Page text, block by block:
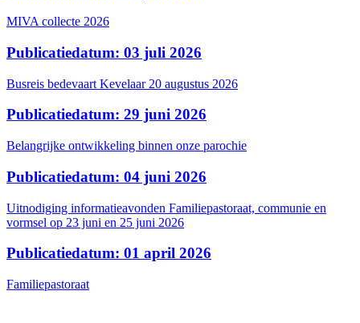
MIVA collecte 2026
Publicatiedatum: 03 juli 2026
Busreis bedevaart Kevelaar 20 augustus 2026
Publicatiedatum: 29 juni 2026
Belangrijke ontwikkeling binnen onze parochie
Publicatiedatum: 04 juni 2026
Uitnodiging informatieavonden Familiepastoraat, communie en
vormsel op 23 juni en 25 juni 2026
Publicatiedatum: 01 april 2026
Familiepastoraat